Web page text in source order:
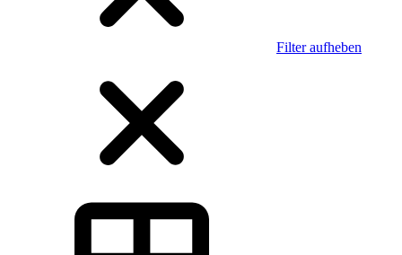
Filter aufheben